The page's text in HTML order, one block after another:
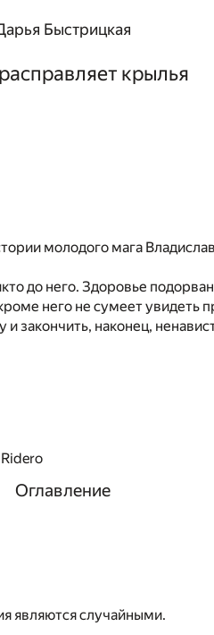
Быстрицкая
крылья
молодого мага
до него. Здоровье
него не сумеет
закончить, наконец,
Оглавление
являются случайными.